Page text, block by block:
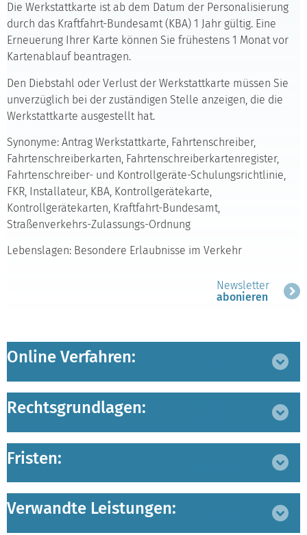
Die Werkstattkarte ist ab dem Datum der Personalisierung
durch das Kraftfahrt-Bundesamt (KBA) 1 Jahr gültig. Eine
Erneuerung Ihrer Karte können Sie frühestens 1 Monat vor
Kartenablauf beantragen.
Den Diebstahl oder Verlust der Werkstattkarte müssen Sie
unverzüglich bei der zuständigen Stelle anzeigen, die die
Werkstattkarte ausgestellt hat.
Synonyme: Antrag Werkstattkarte, Fahrtenschreiber,
Fahrtenschreiberkarten, Fahrtenschreiberkartenregister,
Fahrtenschreiber- und Kontrollgeräte-Schulungsrichtlinie,
FKR, Installateur, KBA, Kontrollgerätekarte,
Kontrollgerätekarten, Kraftfahrt-Bundesamt,
Straßenverkehrs-Zulassungs-Ordnung
Lebenslagen: Besondere Erlaubnisse im Verkehr
Newsletter
abonieren
Online Verfahren:
Rechtsgrundlagen:
Fristen:
Verwandte Leistungen: